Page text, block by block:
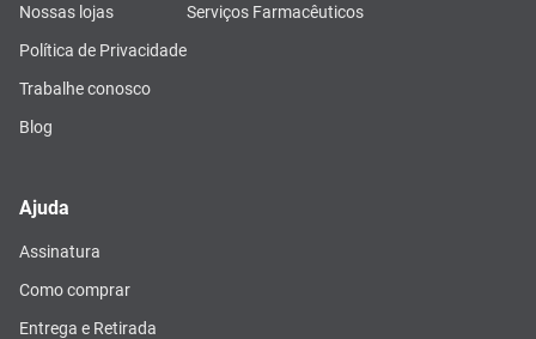
Nossas lojas
Política de Privacidade
Trabalhe conosco
Blog
Serviços Farmacêuticos
Ajuda
Assinatura
Como comprar
Entrega e Retirada